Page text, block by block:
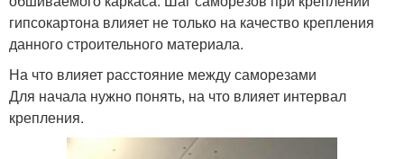
гипсокартона влияет не только на качество крепления
данного строительного материала.
На что влияет расстояние между саморезами
Для начала нужно понять, на что влияет интервал
крепления.